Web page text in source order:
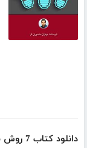
دانلود کتاب 7 روش برای بالا بردن انرژی